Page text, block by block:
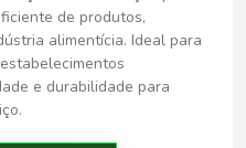
de produtos,
alimentícia. Ideal para
e durabilidade para